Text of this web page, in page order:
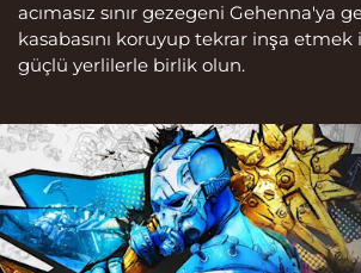
acımasız sınır gezegeni Gehenna'ya
kasabasını koruyup tekrar inşa etmek
güçlü yerlilerle birlik olun.